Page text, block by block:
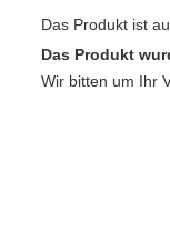
Das Produkt ist
Das Produkt
Wir bitten um Ihr